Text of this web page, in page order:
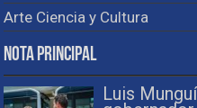
Arte Ciencia y Cultura
Nota Principal
Luis